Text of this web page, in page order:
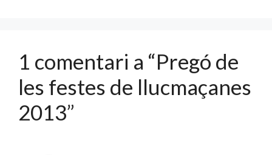
1 comentari a “Pregó de
les festes de llucmaçanes
2013”